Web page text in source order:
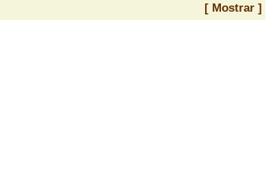
[ Mostrar ]